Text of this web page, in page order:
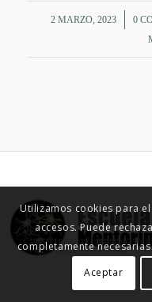
2 MARZO, 2023
/ 0
© ESCUELA DE
AVISO LEGAL TÉRMINOS Y
POLÍTICA DE PRIVACIDAD
Utilizamos cookies para
accesos. Puede
completamente
Aceptar